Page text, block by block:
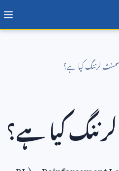
لرننگ کیا ہے؟
کیا ہے؟